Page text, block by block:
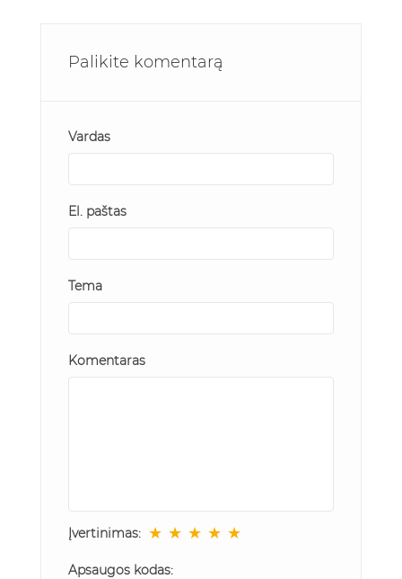
Palikite komentarą
Vardas
El. paštas
Tema
Komentaras
Įvertinimas: ★ ★ ★ ★ ★
Apsaugos kodas: